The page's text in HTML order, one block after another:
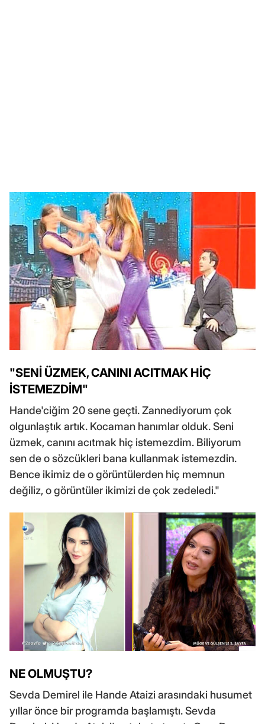
"SENİ ÜZMEK, CANINI ACITMAK HİÇ
İSTEMEZDİM"
Hande'ciğim 20 sene geçti. Zannediyorum çok
olgunlaştık artık. Kocaman hanımlar olduk. Seni
üzmek, canını acıtmak hiç istemezdim. Biliyorum
sen de o sözcükleri bana kullanmak istemezdin.
Bence ikimiz de o görüntülerden hiç memnun
değiliz, o görüntüler ikimizi de çok zedeledi."
NE OLMUŞTU?
Sevda Demirel ile Hande Ataizi arasındaki husumet
yıllar önce bir programda başlamıştı. Sevda